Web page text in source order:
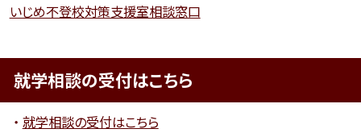
いじめ不登校対策支援室相談窓口
就学相談の受付はこちら
就学相談の受付はこちら